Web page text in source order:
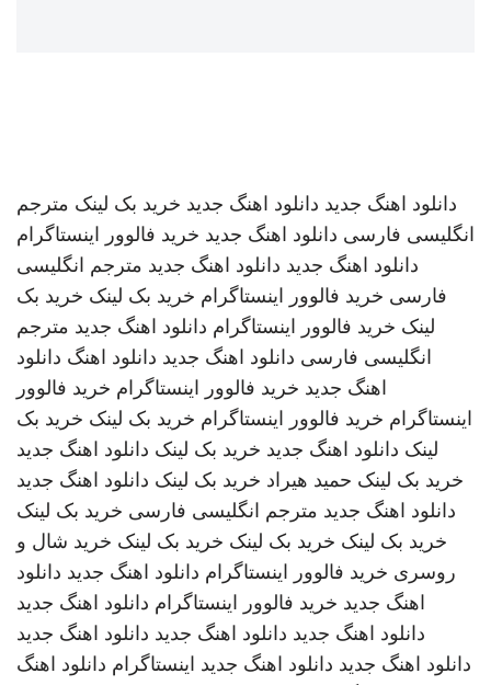
دانلود اهنگ جدید دانلود اهنگ جدید خرید بک لینک مترجم
انگلیسی فارسی دانلود اهنگ جدید خرید فالوور اینستاگرام
دانلود اهنگ جدید دانلود اهنگ جدید مترجم انگلیسی
فارسی خرید فالوور اینستاگرام خرید بک لینک خرید بک
لینک خرید فالوور اینستاگرام دانلود اهنگ جدید مترجم
انگلیسی فارسی دانلود اهنگ جدید دانلود اهنگ دانلود
اهنگ جدید خرید فالوور اینستاگرام خرید فالوور
اینستاگرام خرید فالوور اینستاگرام خرید بک لینک خرید بک
لینک دانلود اهنگ جدید خرید بک لینک دانلود اهنگ جدید
خرید بک لینک حمید هیراد خرید بک لینک دانلود اهنگ جدید
دانلود اهنگ جدید مترجم انگلیسی فارسی خرید بک لینک
خرید بک لینک خرید بک لینک خرید بک لینک خرید شال و
روسری خرید فالوور اینستاگرام دانلود اهنگ جدید دانلود
اهنگ جدید خرید فالوور اینستاگرام دانلود اهنگ جدید
دانلود اهنگ جدید دانلود اهنگ جدید دانلود اهنگ جدید
دانلود اهنگ جدید دانلود اهنگ جدید اینستاگرام دانلود اهنگ